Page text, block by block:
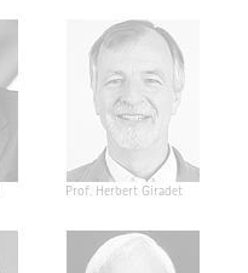
Prof. Herbert Giradet